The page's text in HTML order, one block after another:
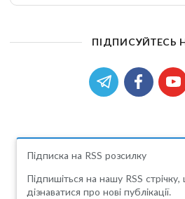
ПІДПИСУЙТЕСЬ
Підписка на RSS розсилку
Підпишіться на нашу RSS
дізнаватися про нові публікації.